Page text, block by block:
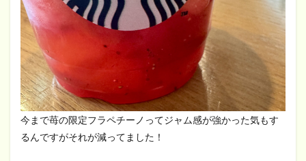
今まで苺の限定フラペチーノってジャム感が強かった気もす
るんですがそれが減ってました！